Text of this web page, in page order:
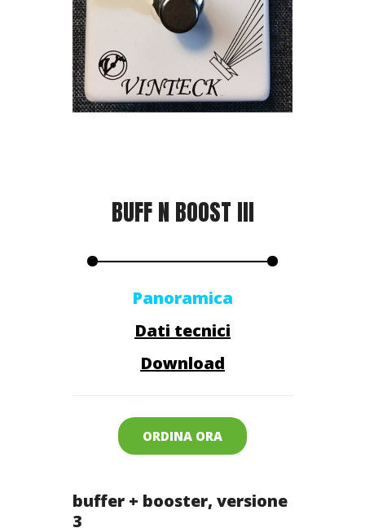
BUFF N BOOST III
Panoramica
Dati tecnici
Download
ORDINA ORA
buffer + booster, versione
3